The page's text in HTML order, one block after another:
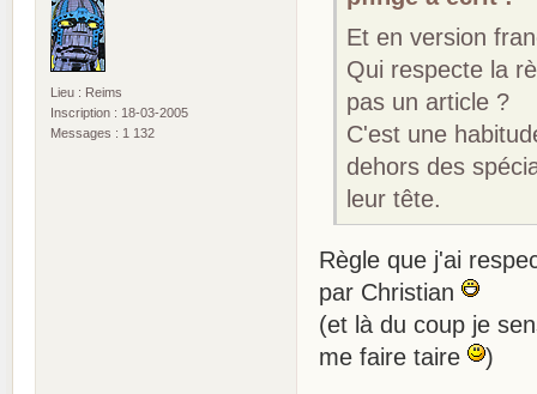
Lieu : Reims
Inscription : 18-03-2005
Messages : 1 132
Et en version
Qui respecte la
pas un article ?
C'est une
dehors des
leur tête.
Règle que j'ai
par Christian
(et là du coup je
me faire taire
)